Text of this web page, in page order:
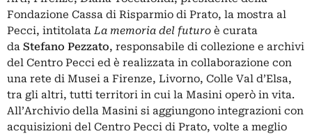
Fondazione Cassa di Risparmio di Prato, la mostra al
Pecci, intitolataLa memoria del futuro è curata
da Stefano Pezzato, responsabile di collezione e archivi
del Centro Pecci ed è realizzata in collaborazione con
una rete di Musei a Firenze, Livorno, Colle Val d’Elsa,
tra gli altri, tutti territori in cui la Masini operò in vita.
All’Archivio della Masini si aggiungono integrazioni con
acquisizioni del Centro Pecci di Prato, volte a meglio